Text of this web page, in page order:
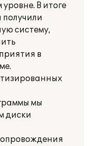
В итоге
систему,
в
мы
диски